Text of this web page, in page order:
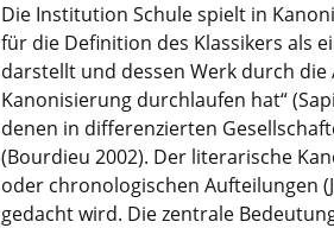
Die Institution Schule spielt in
für die Definition des Klassikers als
darstellt und dessen Werk durch
Kanonisierung durchlaufen hat“
denen in differenzierten
(Bourdieu 2002). Der literarische
oder chronologischen Aufteilungen
gedacht wird. Die zentrale